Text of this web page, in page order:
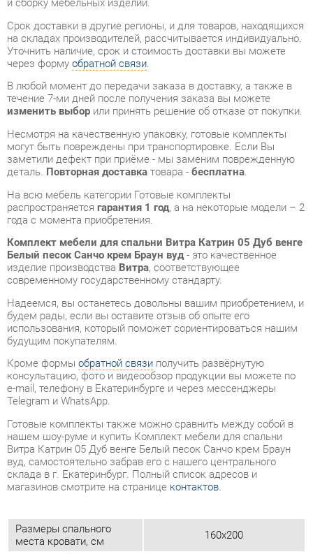
В любой момент до передачи заказа в доставку, а также в
течение 7-ми дней после получения заказа вы можете
изменить выборили принять решение об отказе от покупки.
Несмотря на качественную упаковку, готовые комплекты
могут быть повреждены при транспортировке. Если Вы
деталь.Повторная доставкатовара -бесплатна.
На всю мебель категории Готовые комплекты
года с момента приобретения.
Комплект мебели для спальни Витра Катрин 05 Дуб венге
Белый песок Санчо крем Браун вуд- это качественное
изделие производства
, соответствующее
современному государственному стандарту.
Надеемся, вы останетесь довольны вашим приобретением, и
будем рады, если вы оставите отзыв об опыте его
использования, который поможет сориентироваться нашим
будущим покупателям.
Кроме формыобратной связиполучить развёрнутую
консультацию, фото и видеообзор продукции вы можете по
e-mail, телефону в Екатеринбурге и через мессенджеры
Telegram и WhatsApp.
Готовые комплекты также можно сравнить между собой в
нашем шоу-руме и купить Комплект мебели для спальни
Витра Катрин 05 Дуб венге Белый песок Санчо крем Браун
вуд, самостоятельно забрав его с нашего центрального
склада в г. Екатеринбург. Полный список адресов и
магазинов смотрите на страницеконтактов.
Размеры спального
места кровати, см 160x200
Ящик для белья Нет
Стиль интерьера
Классический
Туалетный столик
Мягкое изголовье